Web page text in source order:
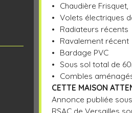
Chaudière Frisquet,
Volets électriques
Radiateurs récents
Ravalement récent
Bardage PVC
Sous sol total de
Combles
CETTE MAISON
Annonce publiée